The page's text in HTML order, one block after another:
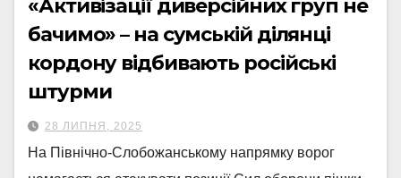
«Активізації диверсійних груп не
бачимо» – на сумській ділянці
кордону відбивають російські
штурми
28 ЛИПНЯ, 2025
На Північно-Слобожанському напрямку ворог